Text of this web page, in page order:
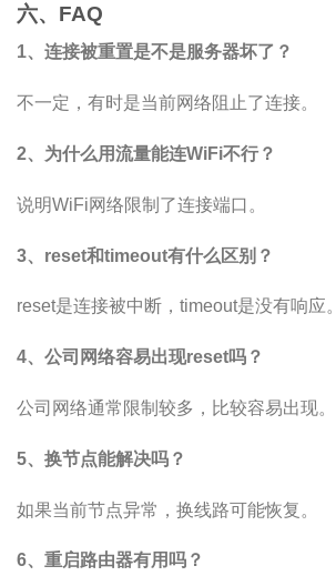
六、FAQ
1、连接被重置是不是服务器坏了？
不一定，有时是当前网络阻止了连接。
2、为什么用流量能连WiFi不行？
说明WiFi网络限制了连接端口。
3、reset和timeout有什么区别？
reset是连接被中断，timeout是没有响应。
4、公司网络容易出现reset吗？
公司网络通常限制较多，比较容易出现。
5、换节点能解决吗？
如果当前节点异常，换线路可能恢复。
6、重启路由器有用吗？